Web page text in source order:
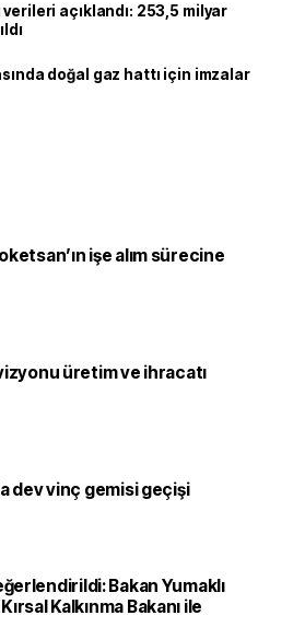
verileri açıklandı: 253,5 milyar
doğal gaz hattı için imzalar
işe alım sürecine
üretim ve ihracatı
dev vinç gemisi geçişi
Bakan Yumaklı
Kalkınma Bakanı ile